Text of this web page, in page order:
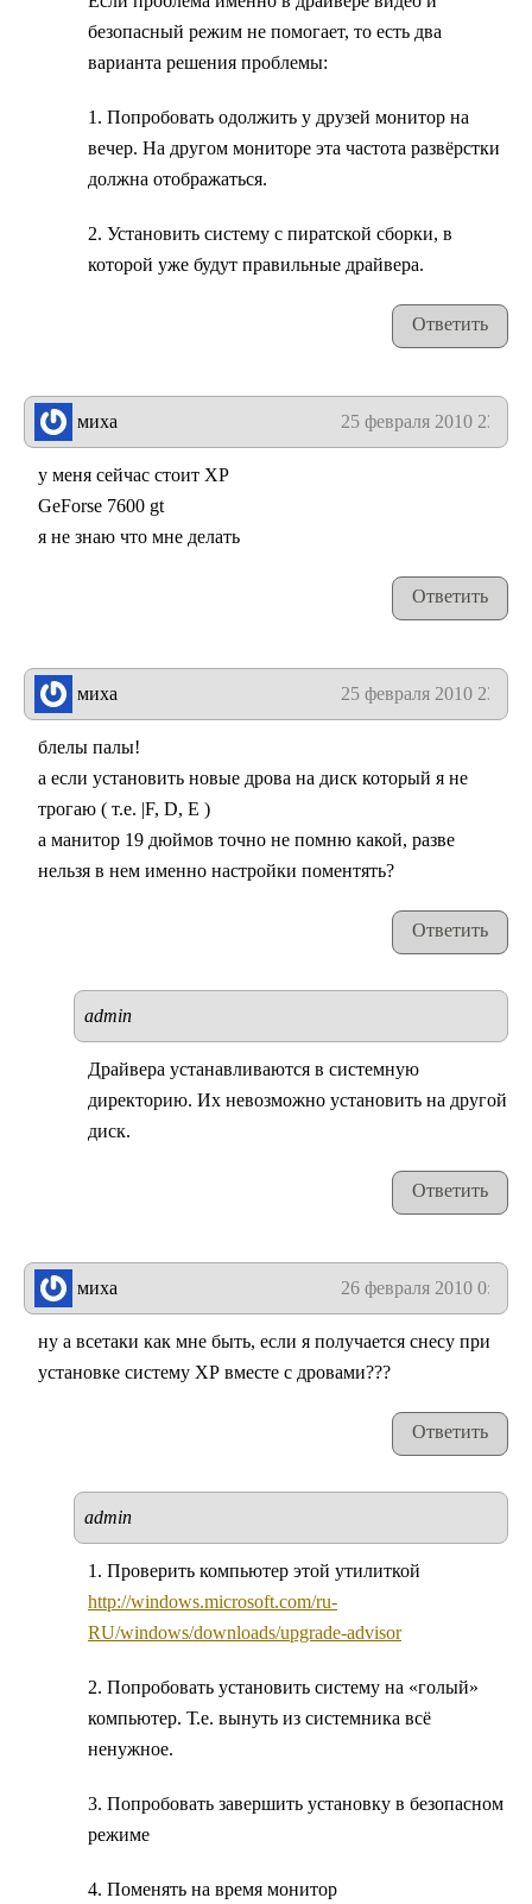
безопасный режим не помогает, то есть два
варианта решения проблемы:
1. Попробовать одолжить у друзей монитор на
вечер. На другом мониторе эта частота развёрстки
должна отображаться.
2. Установить систему с пиратской сборки, в
которой уже будут правильные драйвера.
Ответить
миха 25 февраля 2010 23:43
у меня сейчас стоит ХР
GeForse 7600 gt
я не знаю что мне делать
Ответить
миха 25 февраля 2010 23:53
блелы палы!
а если установить новые дрова на диск который я не
трогаю ( т.е. |F, D, E )
а манитор 19 дюймов точно не помню какой, разве
нельзя в нем именно настройки поментять?
Ответить
admin
Драйвера устанавливаются в системную
директорию. Их невозможно установить на другой
диск.
Ответить
миха 26 февраля 2010 0:06
ну а всетаки как мне быть, если я получается снесу при
установке систему ХР вместе с дровами???
Ответить
admin
1. Проверить компьютер этой утилиткой
http://windows.microsoft.com/ru-
RU/windows/downloads/upgrade-advisor
2. Попробовать установить систему на «голый»
компьютер. Т.е. вынуть из системника всё
ненужное.
3. Попробовать завершить установку в безопасном
режиме
4. Поменять на время монитор